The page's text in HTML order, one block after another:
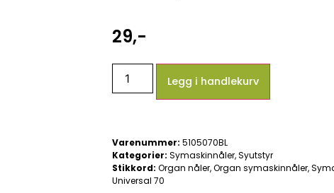
29,-
Legg i handlekurv
Varenummer: 5105070BL
Kategorier: Symaskinnåler,Syutstyr
Stikkord: Organ nåler,Organ symaskinnåler,
Universal 70